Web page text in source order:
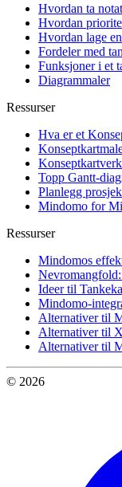
Hvordan ta
Hvordan
Hvordan lage
Fordeler med
Funksjoner i et
Diagrammaler
Ressurser
Hva er et
Topp Gantt-
Planlegg
Mindomo for
Ressurser
Mindomos
Ideer til
Mindomo-
Alternativer til
Alternativer til
Alternativer til
© 2026